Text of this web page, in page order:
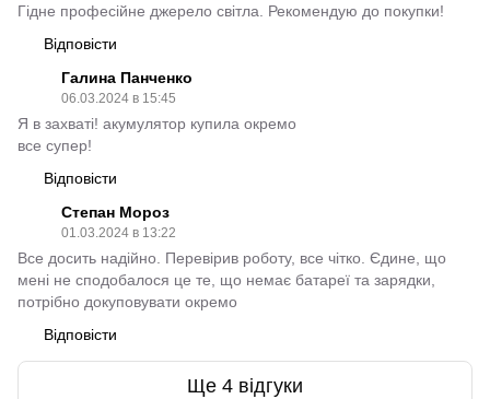
Гідне професійне джерело світла. Рекомендую до покупки!
Відповісти
Галина Панченко
06.03.2024 в 15:45
Я в захваті! акумулятор купила окремо
все супер!
Відповісти
Степан Мороз
01.03.2024 в 13:22
Все досить надійно. Перевірив роботу, все чітко. Єдине, що
мені не сподобалося це те, що немає батареї та зарядки,
потрібно докуповувати окремо
Відповісти
Ще 4 відгуки